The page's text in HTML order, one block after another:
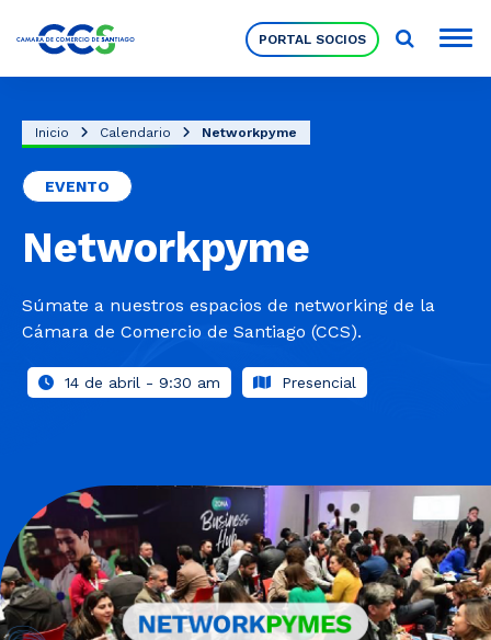
PORTAL SOCIOS
Nuestra Institución
Pilares Estratégicos
Comités de Trabajo
Noticias y Estudios
CAM Santiago
Inicio Calendario Networkpyme
EVENTO
Networkpyme
Súmate a nuestros espacios de networking de la
Cámara de Comercio de Santiago (CCS).
14 de abril - 9:30 am Presencial